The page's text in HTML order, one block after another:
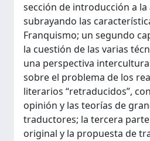
sección de introducción a la
subrayando las
Franquismo; un segundo
la cuestión de las varias
una perspectiva
sobre el problema de los
literarios “retraducidos”,
opinión y las teorías de
traductores; la tercera
original y la propuesta de